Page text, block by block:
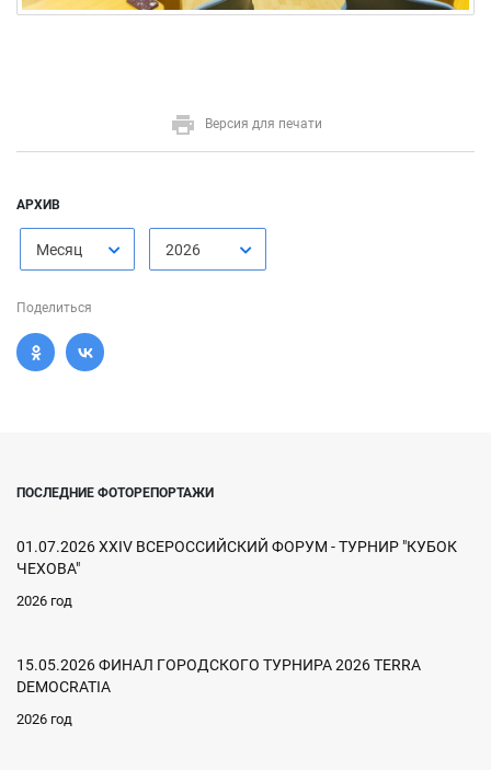
Версия для печати
АРХИВ
Месяц 2026
Поделиться
ПОСЛЕДНИЕ ФОТОРЕПОРТАЖИ
01.07.2026 XXIV ВСЕРОССИЙСКИЙ ФОРУМ - ТУРНИР "КУБОК
ЧЕХОВА"
2026 год
15.05.2026 ФИНАЛ ГОРОДСКОГО ТУРНИРА 2026 TERRA
DEMOCRATIA
2026 год